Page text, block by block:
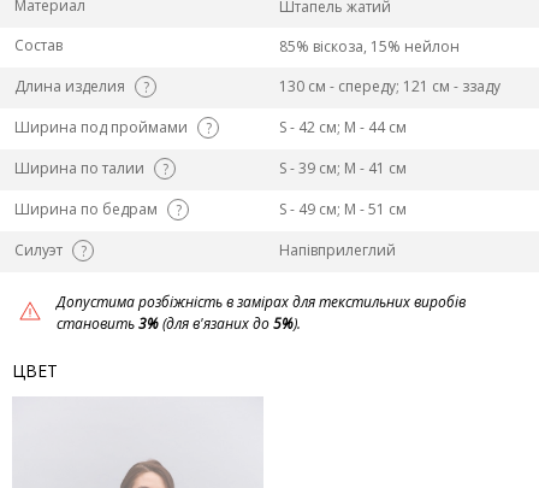
Материал
Штапель жатий
Состав
85% віскоза, 15% нейлон
Длина изделия
?
130 см - спереду; 121 см - ззаду
Ширина под проймами
?
S - 42 см; M - 44 см
Ширина по талии
?
S - 39 см; M - 41 см
Ширина по бедрам
?
S - 49 см; M - 51 см
Силуэт
? Напівприлеглий
Допустима розбіжність в замірах для текстильних виробів
становить3%(для в'язаних до5%).
ЦВЕТ